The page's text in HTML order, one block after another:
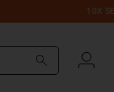
10X SEM JUROS